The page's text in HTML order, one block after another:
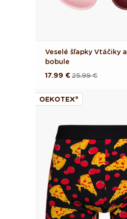
Veselé šľapky Vtáčiky a
bobule
Pôvodná25.99 €
Akciová
17.99 €
OEKOTEX®